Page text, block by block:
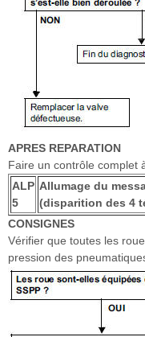
APRES REPARATION
Faire un contrôle complet
ALP
5
Allumage du
(disparition des 4
CONSIGNES
Vérifier que toutes les
pression des